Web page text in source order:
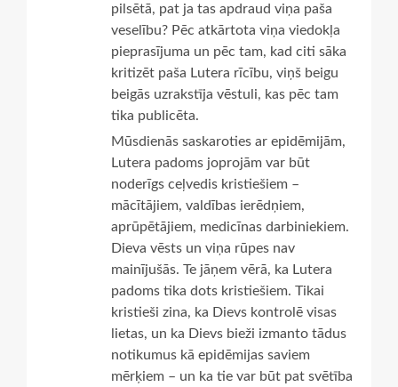
pilsētā, pat ja tas apdraud viņa paša
veselību? Pēc atkārtota viņa viedokļa
pieprasījuma un pēc tam, kad citi sāka
kritizēt paša Lutera rīcību, viņš beigu
beigās uzrakstīja vēstuli, kas pēc tam
tika publicēta.
Mūsdienās saskaroties ar epidēmijām,
Lutera padoms joprojām var būt
noderīgs ceļvedis kristiešiem –
mācītājiem, valdības ierēdņiem,
aprūpētājiem, medicīnas darbiniekiem.
Dieva vēsts un viņa rūpes nav
mainījušās. Te jāņem vērā, ka Lutera
padoms tika dots kristiešiem. Tikai
kristieši zina, ka Dievs kontrolē visas
lietas, un ka Dievs bieži izmanto tādus
notikumus kā epidēmijas saviem
mērķiem – un ka tie var būt pat svētība